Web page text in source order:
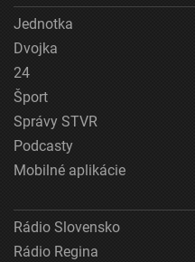
Jednotka
Dvojka
24
Šport
Správy STVR
Podcasty
Mobilné aplikácie
Rádio Slovensko
Rádio Regina